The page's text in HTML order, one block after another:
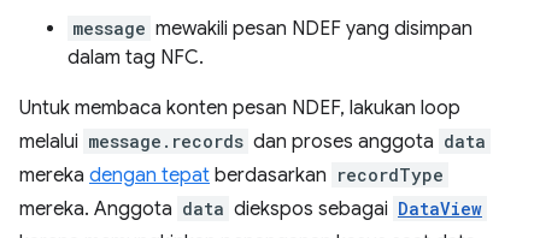
message mewakili pesan NDEF yang disimpan
dalam tag NFC.
Untuk membaca konten pesan NDEF, lakukan loop
melalui message.records dan proses anggota data
mereka dengan tepat berdasarkan recordType
mereka. Anggota data diekspos sebagai DataView